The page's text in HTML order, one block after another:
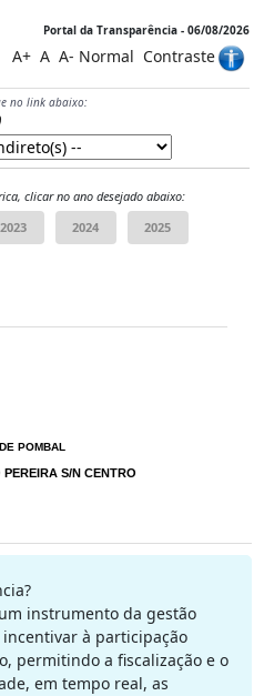
Portal da Transparência - 06/08/2026
A+ A A- Normal Contraste
no link abaixo:
clicar no ano desejado abaixo:
POMBAL
S/N CENTRO
instrumento da gestão
à participação
permitindo a fiscalização e o
em tempo real, as